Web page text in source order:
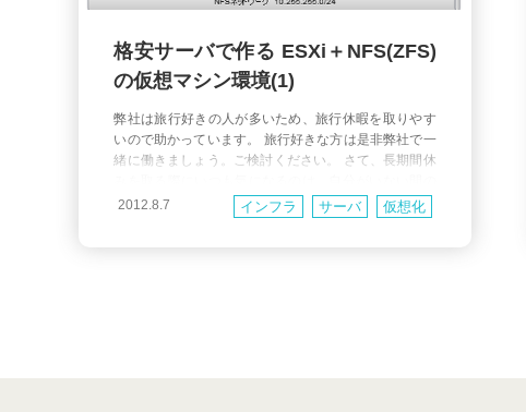
格安サーバで作る ESXi＋NFS(ZFS)
の仮想マシン環境(1)
弊社は旅行好きの人が多いため、旅行休暇を取りやす
いので助かっています。 旅行好きな方は是非弊社で一
緒に働きましょう。ご検討ください。 さて、長期間休
サーバ故障の発生です。 当然ながら冗長化ができてい
る公開系に比べると、どうしても対策が後回しになり
2012.8.7 インフラ サーバ 仮想化